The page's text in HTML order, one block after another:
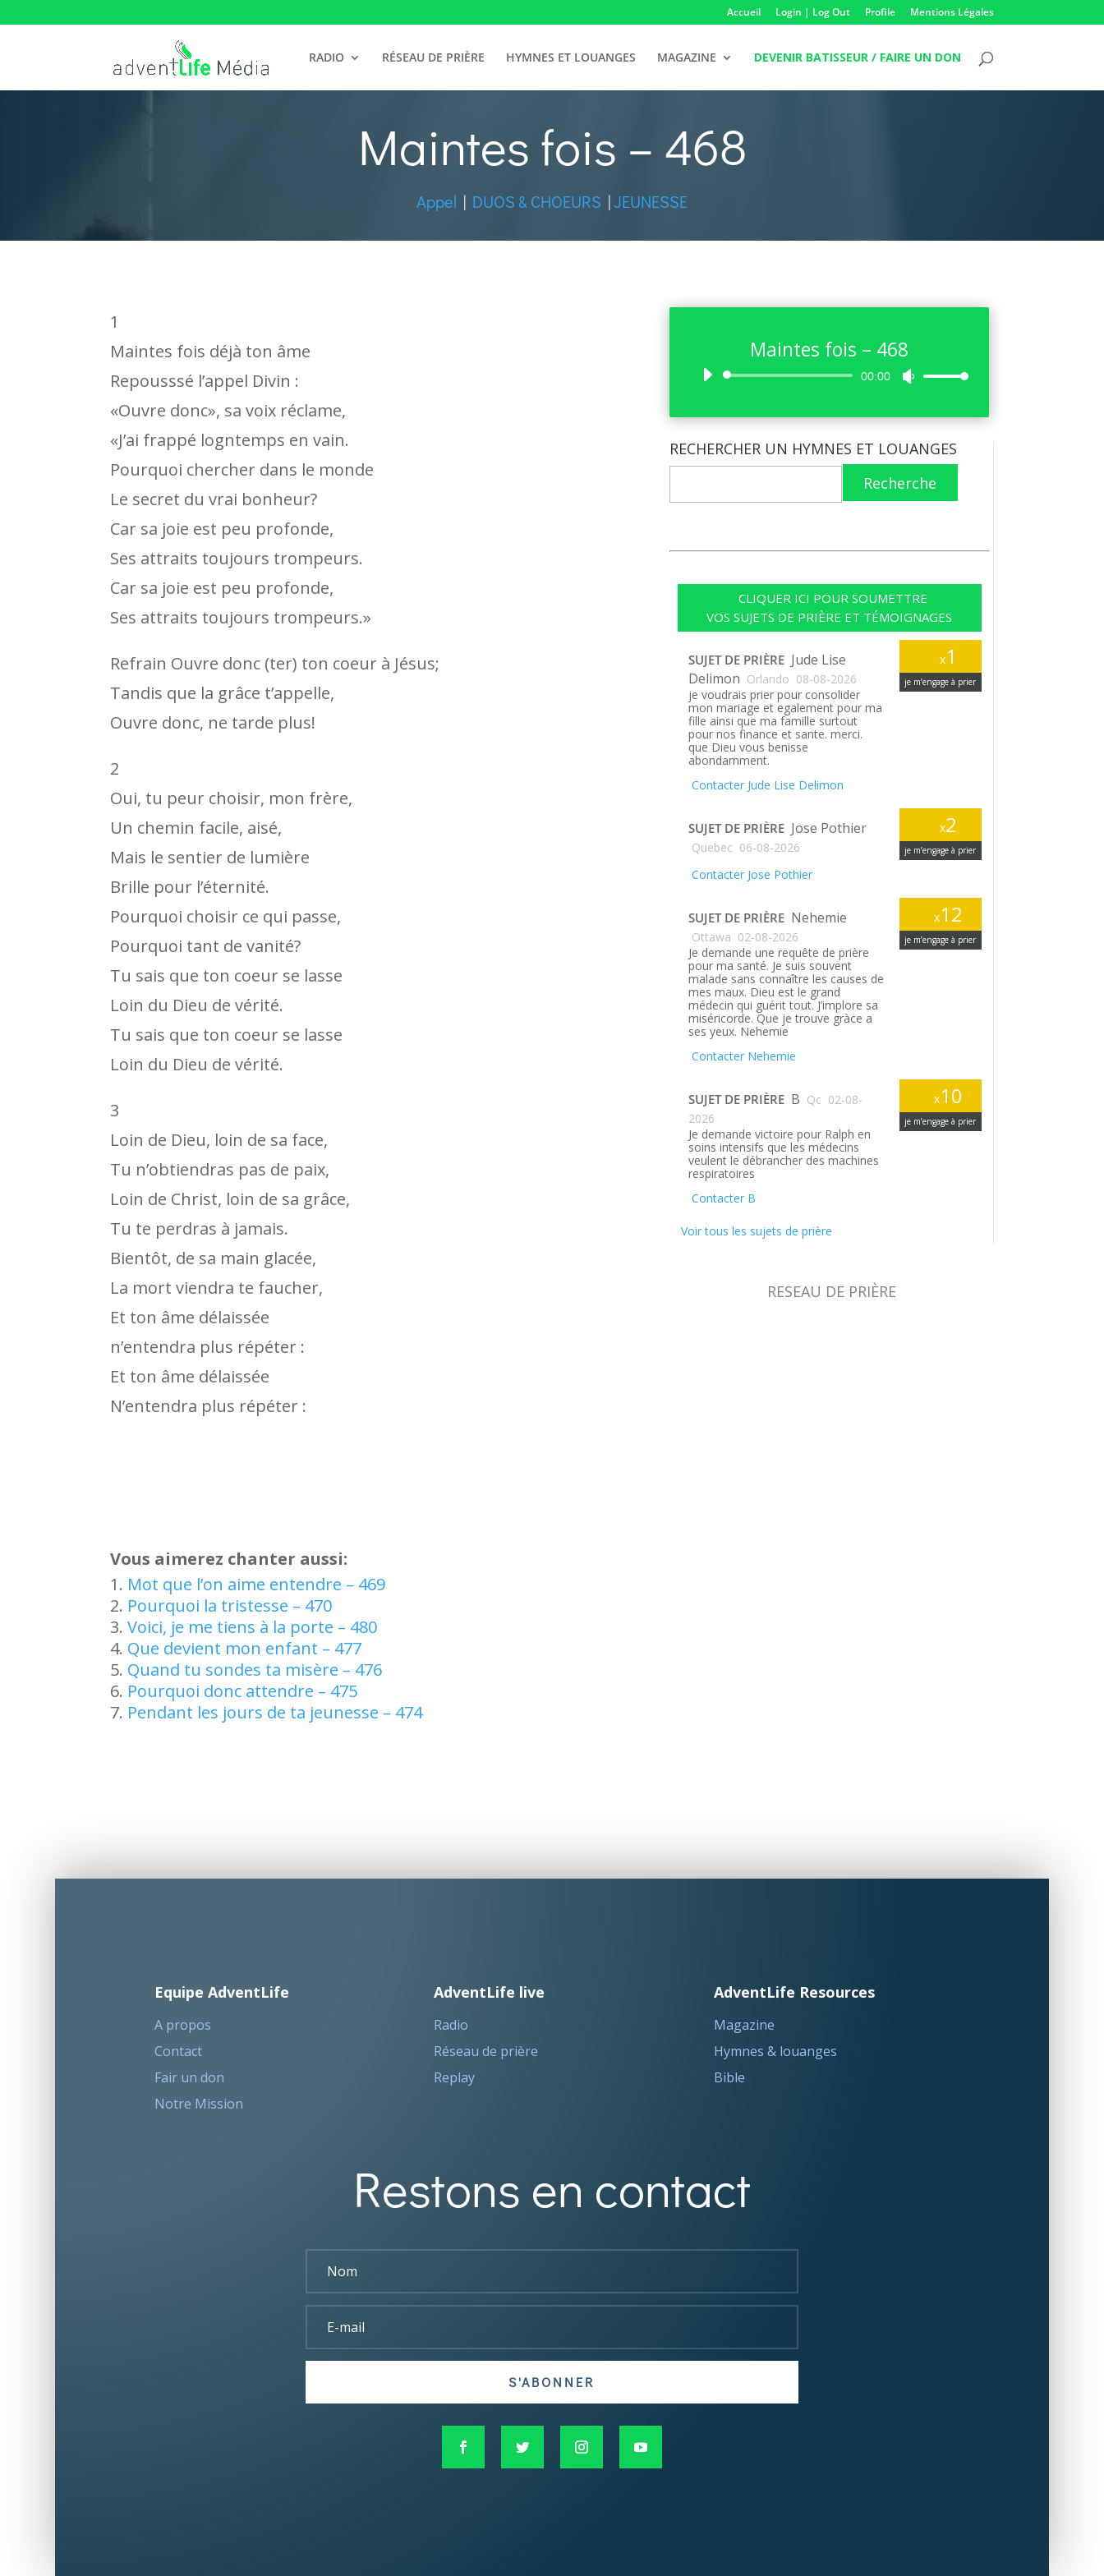
Accueil Login | Log Out Profile Mentions Légales
RADIO RÉSEAU DE PRIÈRE HYMNES ET LOUANGES MAGAZINE DEVENIR BATISSEUR / FAIRE UN DON
Maintes fois – 468
Appel | DUOS & CHOEURS |JEUNESSE
1
Maintes fois déjà ton âme
Repousssé l’appel Divin :
«Ouvre donc», sa voix réclame,
«J’ai frappé logntemps en vain.
Pourquoi chercher dans le monde
Le secret du vrai bonheur?
Car sa joie est peu profonde,
Ses attraits toujours trompeurs.
Car sa joie est peu profonde,
Ses attraits toujours trompeurs.»
Refrain Ouvre donc (ter) ton coeur à Jésus;
Tandis que la grâce t’appelle,
Ouvre donc, ne tarde plus!
2
Oui, tu peur choisir, mon frère,
Un chemin facile, aisé,
Mais le sentier de lumière
Brille pour l’éternité.
Pourquoi choisir ce qui passe,
Pourquoi tant de vanité?
Tu sais que ton coeur se lasse
Loin du Dieu de vérité.
Tu sais que ton coeur se lasse
Loin du Dieu de vérité.
3
Loin de Dieu, loin de sa face,
Tu n’obtiendras pas de paix,
Loin de Christ, loin de sa grâce,
Tu te perdras à jamais.
Bientôt, de sa main glacée,
La mort viendra te faucher,
Et ton âme délaissée
n’entendra plus répéter :
Et ton âme délaissée
N’entendra plus répéter :
Vous aimerez chanter aussi:
Mot que l’on aime entendre – 469
Pourquoi la tristesse – 470
Voici, je me tiens à la porte – 480
Que devient mon enfant – 477
Quand tu sondes ta misère – 476
Pourquoi donc attendre – 475
Pendant les jours de ta jeunesse – 474
Maintes fois – 468
Lecteur00:00
Utilisez
pour
ou
RECHERCHER UN HYMNES ET LOUANGES
Recherche
CLIQUER ICI POUR SOUMETTRE
VOS SUJETS DE PRIÈRE ET TÉMOIGNAGES
x1
je m’engage à prier
SUJET DE PRIÈRE Jude Lise
Delimon Orlando 08-08-2026
je voudrais prier pour consolider
mon mariage et egalement pour ma
fille ainsi que ma famille surtout
pour nos finance et sante. merci.
que Dieu vous benisse
abondamment.
Contacter Jude Lise Delimon
x2
je m’engage à prier
SUJET DE PRIÈRE Jose Pothier
Quebec 06-08-2026
Contacter Jose Pothier
x12
je m’engage à prier
SUJET DE PRIÈRE Nehemie
Ottawa 02-08-2026
Je demande une requête de prière
pour ma santé. Je suis souvent
malade sans connaître les causes de
mes maux. Dieu est le grand
médecin qui guérit tout. J’implore sa
miséricorde. Que je trouve gràce a
ses yeux. Nehemie
Contacter Nehemie
x10
je m’engage à prier
SUJET DE PRIÈRE B Qc 02-08-
2026
Je demande victoire pour Ralph en
soins intensifs que les médecins
veulent le débrancher des machines
respiratoires
Contacter B
Voir tous les sujets de prière
RESEAU DE PRIÈRE
Equipe AdventLife
A propos
Contact
Fair un don
Notre Mission
AdventLife live
Radio
Réseau de prière
Replay
AdventLife Resources
Magazine
Hymnes & louanges
Bible
Restons en contact
S'ABONNER